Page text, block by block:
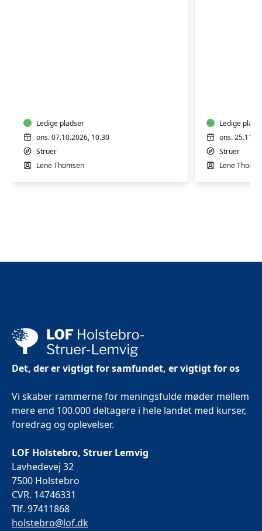
måneder
Ledige pladser
ons. 07.10.2026, 10.30
Struer
Lene Thomsen
måneder
Ledige
ons.
Struer
Lene
Det, der er vigtigt for samfundet, er vigtigt for os
Vi skaber rammerne for meningsfulde møder mellem
mere end 100.000 deltagere i hele landet med kurser,
foredrag og oplevelser.
LOF Holstebro, Struer Lemvig
Lavhedevej 32
7500 Holstebro
CVR. 14746331
Tlf. 97411868
holstebro@lof.dk